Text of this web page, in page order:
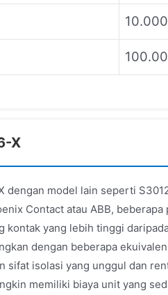
X
dengan model lain seperti
Contact atau ABB, beberapa
kontak yang lebih tinggi
dengan beberapa
sifat isolasi yang unggul dan
memiliki biaya unit yang